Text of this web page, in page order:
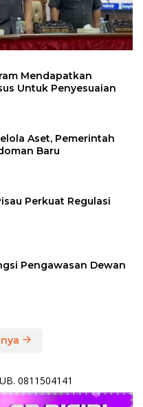
Mendapatkan
Untuk Penyesuaian
Aset, Pemerintah
Baru
Perkuat Regulasi
Pengawasan Dewan
0811504141